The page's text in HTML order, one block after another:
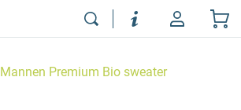
Mannen Premium Bio sweater